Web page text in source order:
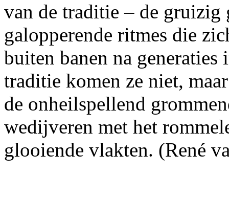
van de traditie – de gruizig
galopperende ritmes die
buiten banen na
traditie komen ze niet,
de onheilspellend
wedijveren met het
glooiende vlakten. (René